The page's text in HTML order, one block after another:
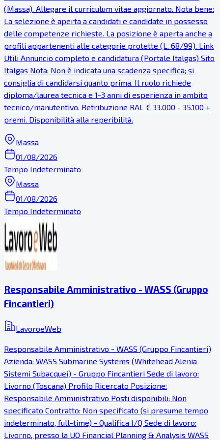
(Massa). Allegare il curriculum vitae aggiornato. Nota bene:
La selezione è aperta a candidati e candidate in possesso
delle competenze richieste. La posizione è aperta anche a
profili appartenenti alle categorie protette (L. 68/99). Link
Utili Annuncio completo e candidatura (Portale Italgas) Sito
Italgas Nota: Non è indicata una scadenza specifica; si
consiglia di candidarsi quanto prima. Il ruolo richiede
diploma/laurea tecnica e 1-3 anni di esperienza in ambito
tecnico/manutentivo. Retribuzione RAL € 33.000 - 35.100 +
premi. Disponibilità alla reperibilità.
Massa
01/08/2026
Tempo Indeterminato
Massa
01/08/2026
Tempo Indeterminato
Responsabile Amministrativo - WASS (Gruppo
Fincantieri)
LavoroeWeb
Responsabile Amministrativo - WASS (Gruppo Fincantieri)
Azienda: WASS Submarine Systems (Whitehead Alenia
Sistemi Subacquei) - Gruppo Fincantieri Sede di lavoro:
Livorno (Toscana) Profilo Ricercato Posizione:
Responsabile Amministrativo Posti disponibili: Non
specificato Contratto: Non specificato (si presume tempo
indeterminato, full-time) - Qualifica I/Q Sede di lavoro:
Livorno, presso la UO Financial Planning & Analysis WASS